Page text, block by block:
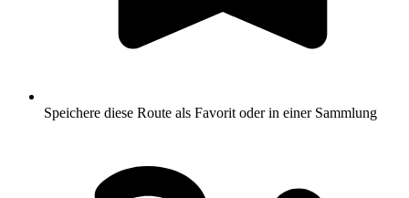
Speichere diese Route als Favorit oder in einer Sammlung